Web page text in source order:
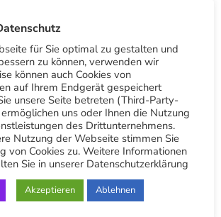
Beiträge
man die Wäsche korrekt abholt
diesem Video zeigen wir euch,
wie man die Wäsche korrekt abholt.
bereits erwähnt, ist ein Foto
für Sie optimal zu gestalten und
zu können, verwenden wir
können auch Cookies von
auf Ihrem Endgerät gespeichert
unsere Seite betreten (Third-Party-
ermöglichen uns oder Ihnen die Nutzung
des Drittunternehmens.
Nutzung der Webseite stimmen Sie
von Cookies zu. Weitere Informationen
Sie in unserer Datenschutzerklärung
Akzeptieren Ablehnen